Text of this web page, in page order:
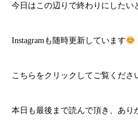
今日はこの辺りで終わりにしたい
Instagramも随時更新しています
こちら をクリックしてご覧くださ
本日も最後まで読んで頂き、あり